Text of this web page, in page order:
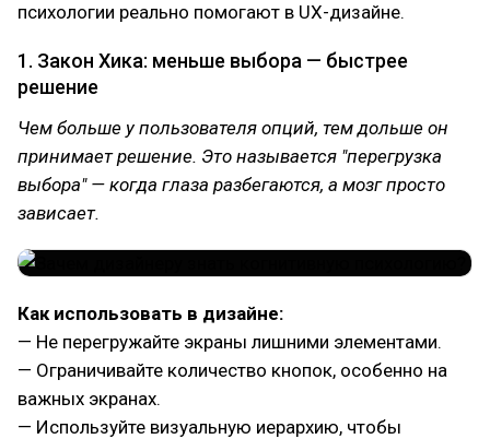
психологии реально помогают в UX-дизайне.
1. Закон Хика: меньше выбора — быстрее
решение
Чем больше у пользователя опций, тем дольше он
принимает решение. Это называется "перегрузка
выбора" — когда глаза разбегаются, а мозг просто
зависает.
Как использовать в дизайне:
— Не перегружайте экраны лишними элементами.
— Ограничивайте количество кнопок, особенно на
важных экранах.
— Используйте визуальную иерархию, чтобы